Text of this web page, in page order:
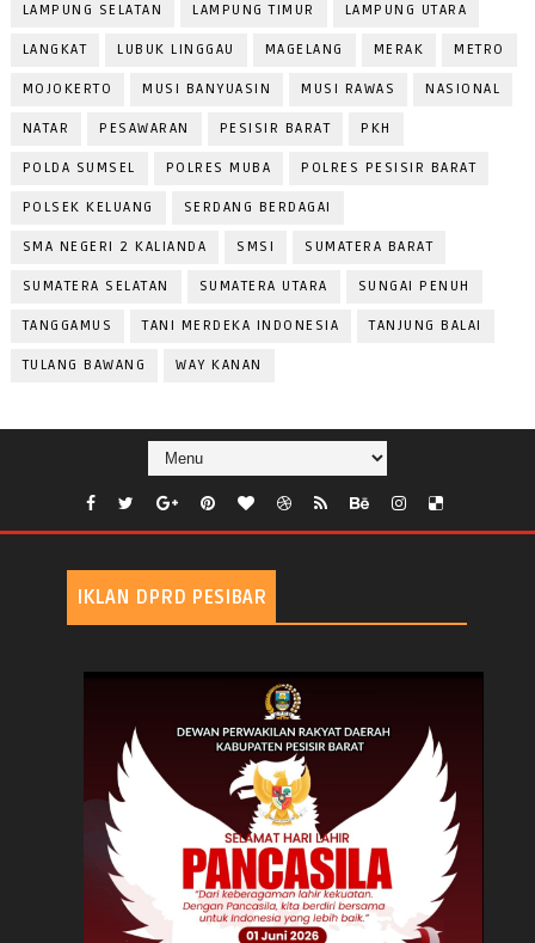
LAMPUNG SELATAN LAMPUNG TIMUR LAMPUNG UTARA
LANGKAT LUBUK LINGGAU MAGELANG MERAK METRO
MOJOKERTO MUSI BANYUASIN MUSI RAWAS NASIONAL
NATAR PESAWARAN PESISIR BARAT PKH
POLDA SUMSEL POLRES MUBA POLRES PESISIR BARAT
POLSEK KELUANG SERDANG BERDAGAI
SMA NEGERI 2 KALIANDA SMSI SUMATERA BARAT
SUMATERA SELATAN SUMATERA UTARA SUNGAI PENUH
TANGGAMUS TANI MERDEKA INDONESIA TANJUNG BALAI
TULANG BAWANG WAY KANAN
IKLAN DPRD PESIBAR